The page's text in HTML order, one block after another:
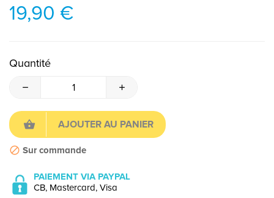
19,90 €
Quantité
AJOUTER AU PANIER
Sur commande
PAIEMENT VIA PAYPAL
CB, Mastercard, Visa